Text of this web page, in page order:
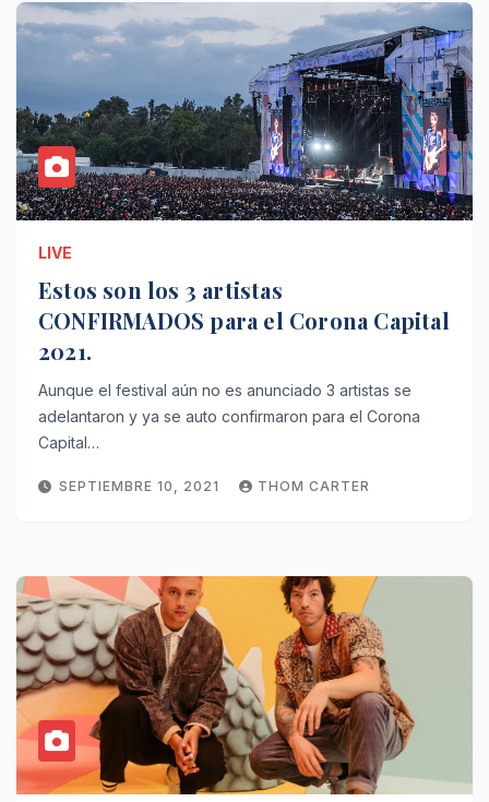
LIVE
Estos son los 3 artistas
CONFIRMADOS para el Corona Capital
2021.
Aunque el festival aún no es anunciado 3 artistas se
adelantaron y ya se auto confirmaron para el Corona
Capital…
SEPTIEMBRE 10, 2021 THOM CARTER